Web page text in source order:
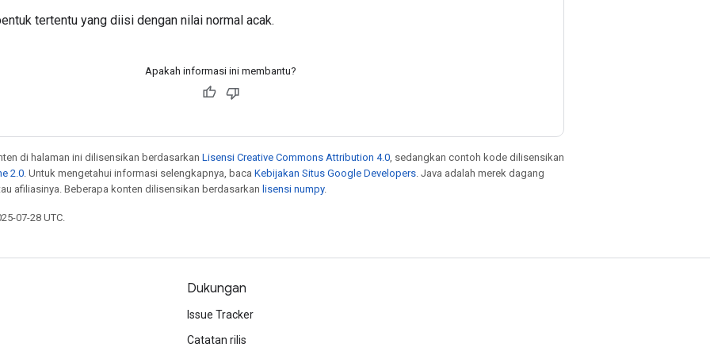
tertentu yang diisi dengan nilai normal acak.
Apakah informasi ini membantu?
di halaman ini dilisensikan berdasarkan Lisensi Creative Commons Attribution 4.0 , sedangkan contoh kode dilisensikan
2.0 . Untuk mengetahui informasi selengkapnya, baca Kebijakan Situs Google Developers . Java adalah merek dagang
afiliasinya. Beberapa konten dilisensikan berdasarkan lisensi numpy.
07-28 UTC.
Dukungan
Issue Tracker
Catatan rilis